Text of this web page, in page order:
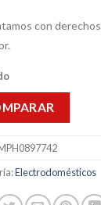
con derechos
Electrodomésticos